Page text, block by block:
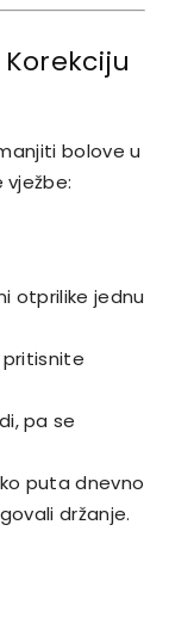
bolove u
otprilike jednu
pritisnite
pa se
puta dnevno
držanje.